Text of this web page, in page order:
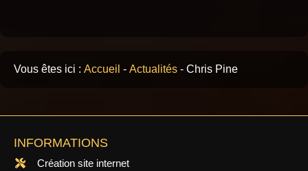
Vous êtes ici : Accueil - Actualités - Chris Pine
INFORMATIONS
Création site internet